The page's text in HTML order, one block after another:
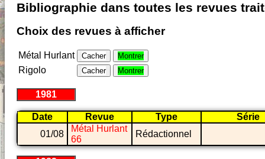
Bibliographie dans toutes les revues
Choix des revues à afficher
Métal Hurlant Cacher Montrer
Rigolo Cacher Montrer
1981
Date Revue Type
Série
01/08
Métal Hurlant
66
Rédactionnel